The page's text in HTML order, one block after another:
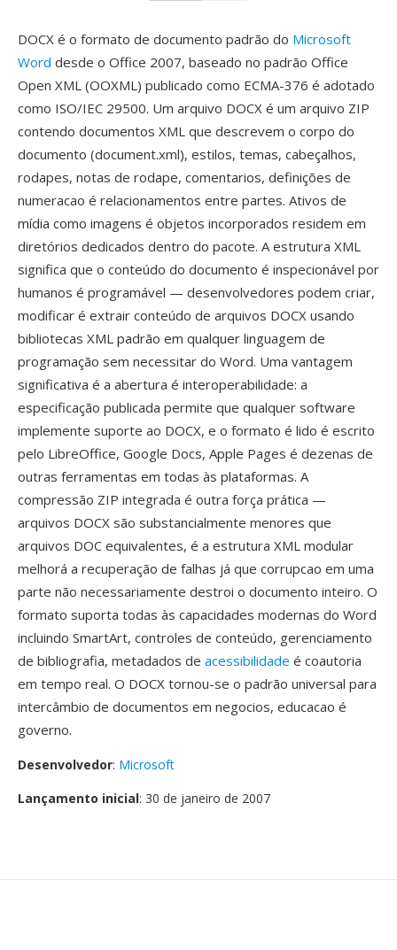
DOCX é o formato de documento padrão do Microsoft
Word desde o Office 2007, baseado no padrão Office
Open XML (OOXML) publicado como ECMA-376 é adotado
como ISO/IEC 29500. Um arquivo DOCX é um arquivo ZIP
contendo documentos XML que descrevem o corpo do
documento (document.xml), estilos, temas, cabeçalhos,
rodapes, notas de rodape, comentarios, definições de
numeracao é relacionamentos entre partes. Ativos de
mídia como imagens é objetos incorporados residem em
diretórios dedicados dentro do pacote. A estrutura XML
significa que o conteúdo do documento é inspecionável por
humanos é programável — desenvolvedores podem criar,
modificar é extrair conteúdo de arquivos DOCX usando
bibliotecas XML padrão em qualquer linguagem de
programação sem necessitar do Word. Uma vantagem
significativa é a abertura é interoperabilidade: a
especificação publicada permite que qualquer software
implemente suporte ao DOCX, e o formato é lido é escrito
pelo LibreOffice, Google Docs, Apple Pages é dezenas de
outras ferramentas em todas às plataformas. A
compressão ZIP integrada é outra força prática —
arquivos DOCX são substancialmente menores que
arquivos DOC equivalentes, é a estrutura XML modular
melhorá a recuperação de falhas já que corrupcao em uma
parte não necessariamente destroi o documento inteiro. O
formato suporta todas às capacidades modernas do Word
incluindo SmartArt, controles de conteúdo, gerenciamento
de bibliografia, metadados de acessibilidade é coautoria
em tempo real. O DOCX tornou-se o padrão universal para
intercâmbio de documentos em negocios, educacao é
governo.
Desenvolvedor: Microsoft
Lançamento inicial: 30 de janeiro de 2007